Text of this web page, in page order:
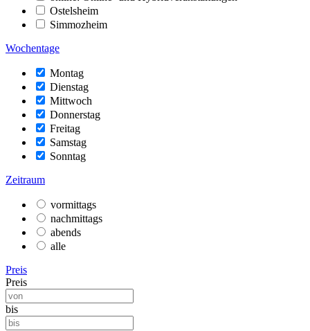
Ostelsheim
Simmozheim
Wochentage
Montag
Dienstag
Mittwoch
Donnerstag
Freitag
Samstag
Sonntag
Zeitraum
vormittags
nachmittags
abends
alle
Preis
Preis
bis